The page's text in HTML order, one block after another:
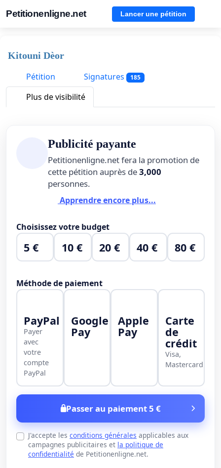
Petitionenligne.net Lancer une pétition
Kitouni Dèor
Pétition
Signatures 185
Plus de visibilité
Publicité payante
Petitionenligne.net fera la promotion de
cette pétition auprès de3,000
personnes.
Apprendre encore plus...
Choisissez votre budget
5 € 10 € 20 € 40 € 80 €
Méthode de paiement
PayPal
Payer
avec
votre
compte
PayPal
Google
Pay
Apple
Pay
Carte
de
crédit
Visa,
Mastercard
Passer au paiement 5 €
J'accepte les conditions générales applicables aux
campagnes publicitaires et la politique de
confidentialité de Petitionenligne.net.